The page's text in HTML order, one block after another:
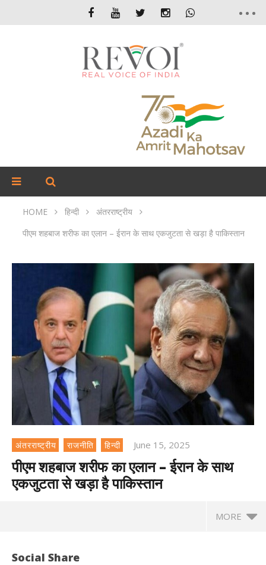
HOME हिन्दी
अंतरराष्ट्रीय
पीएम शहबाज शरीफ का एलान – ईरान के साथ एकजुटता से खड़ा है पाकिस्तान
अंतरराष्ट्रीय राजनीति हिन्दी June 15, 2025
पीएम शहबाज शरीफ का एलान – ईरान के साथ
एकजुटता से खड़ा है पाकिस्तान
MORE
Social Share